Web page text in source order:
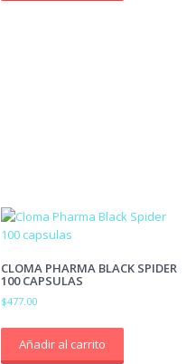
CLOMA PHARMA BLACK SPIDER
100 CAPSULAS
$477.00
Añadir al carrito